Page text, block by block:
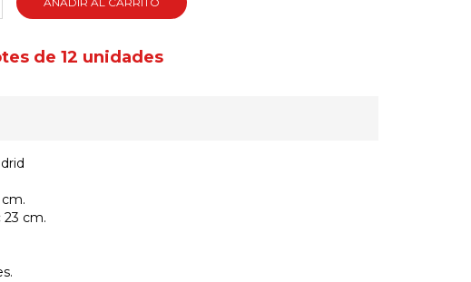
de 12 unidades
cm.
23 cm.